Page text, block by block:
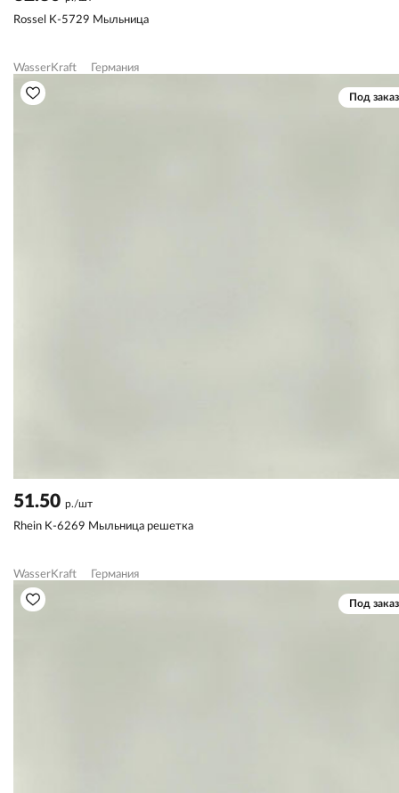
Rossel K-5729 Мыльница
WasserKraft Германия
Под заказ
51.50 р./шт
Rhein K-6269 Мыльница решетка
WasserKraft Германия
Под заказ